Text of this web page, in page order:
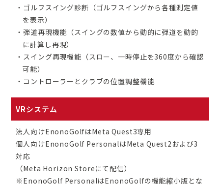
・ゴルフスイング診断（ゴルフスイングから各種測定値
を表示）
・弾道再現機能（スイングの数値から動的に弾道を動的
に計算し再現）
・スイング再現機能（スロー、一時停止を360度から確認
可能）
・コントローラーとクラブの位置調整機能
VRシステム
法人向けEnonoGolfはMeta Quest3専用
個人向けEnonoGolf PersonalはMeta Quest2および3
対応
（Meta Horizon Storeにて配信）
※EnonoGolf PersonalはEnonoGolfの機能縮小版とな